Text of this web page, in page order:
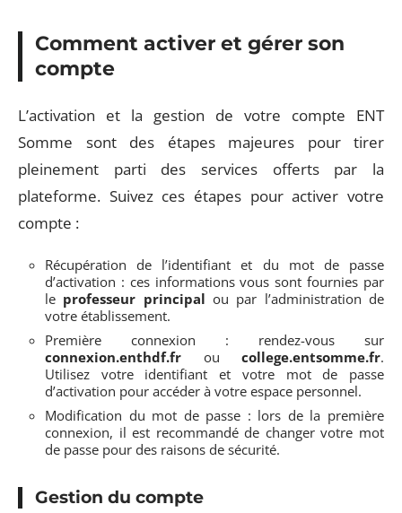
Comment activer et gérer son
compte
L’activation et la gestion de votre compte ENT
Somme sont des étapes majeures pour tirer
pleinement parti des services offerts par la
plateforme. Suivez ces étapes pour activer votre
compte :
Récupération de l’identifiant et du mot de passe
d’activation : ces informations vous sont fournies par
le professeur principal ou par l’administration de
votre établissement.
Première connexion : rendez-vous sur
connexion.enthdf.fr ou college.entsomme.fr.
Utilisez votre identifiant et votre mot de passe
d’activation pour accéder à votre espace personnel.
Modification du mot de passe : lors de la première
connexion, il est recommandé de changer votre mot
de passe pour des raisons de sécurité.
Gestion du compte